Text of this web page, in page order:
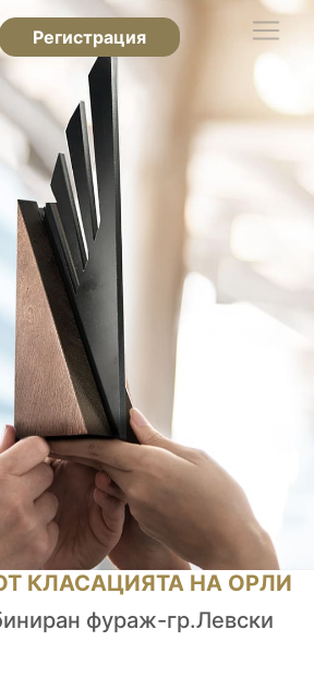
Регистрация
КЛАСАЦИЯТА НА ОРЛИ
фураж-гр.Левски